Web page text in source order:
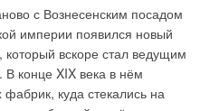
с Вознесенским посадом
империи появился новый
вскоре стал ведущим
конце XIX века в нём
фабрик, куда стекались на